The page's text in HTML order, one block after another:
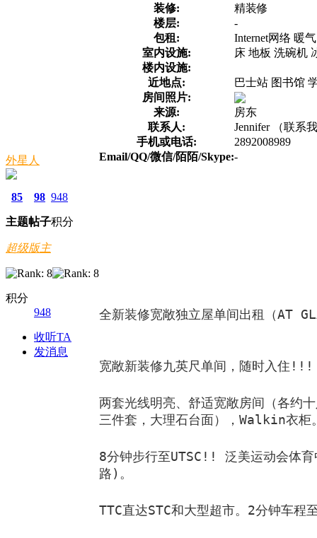
外星人
85
主题
98
帖子
948
积分
超级版主
积分
948
收听TA
发消息
装修:
精装修
楼层:
-
包租:
Internet网络 暖
室内设施:
床 地板 洗碗机
楼内设施:
近地点:
巴士站 图书馆
房间照片:
来源:
房东
联系人:
Jennifer （联系
手机或电话:
2892008989
Email/QQ/微信/陌陌/Skype:-
全新装修宽敞独立屋单间出租（AT
宽敞新装修九英尺单间，随时入住!!!
两套光线明亮、舒适宽敞房间（各约
三件套，大理石台面），Walkin衣柜
8分钟步行至UTSC!! 泛美运动会体
路)。
TTC直达STC和大型超市。2分钟车程